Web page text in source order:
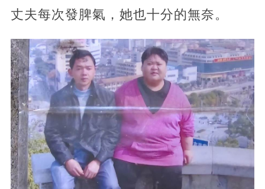
丈夫每次發脾氣，她也十分的無奈。